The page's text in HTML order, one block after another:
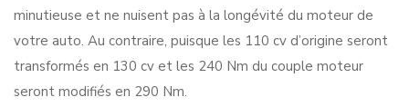
minutieuse et ne nuisent pas à la longévité du moteur de
votre auto. Au contraire, puisque les 110 cv d’origine seront
transformés en 130 cv et les 240 Nm du couple moteur
seront modifiés en 290 Nm.